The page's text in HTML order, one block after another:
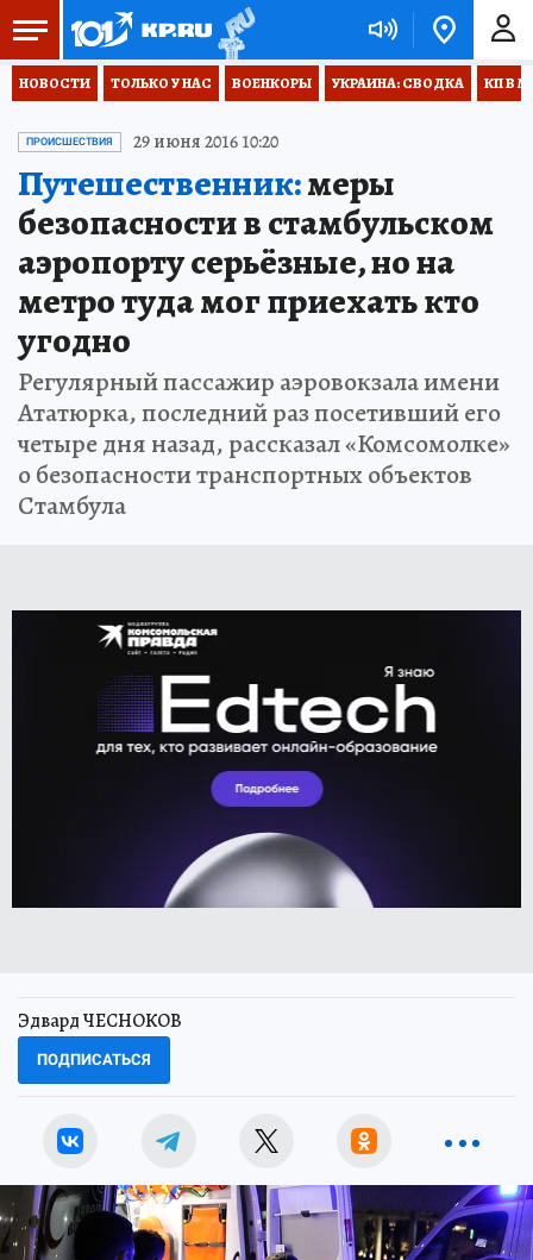
НОВОСТИ ТОЛЬКО У НАС ВОЕНКОРЫ УКРАИНА: СВОДКА КП В
ПРОИСШЕСТВИЯ 29 июня 2016 10:20
Путешественник:меры
безопасности в стамбульском
аэропорту серьёзные, но на
метро туда мог приехать кто
угодно
Регулярный пассажир аэровокзала имени
Ататюрка, последний раз посетивший его
четыре дня назад, рассказал «Комсомолке»
о безопасности транспортных объектов
Стамбула
Эдвард ЧЕСНОКОВ
ПОДПИСАТЬСЯ